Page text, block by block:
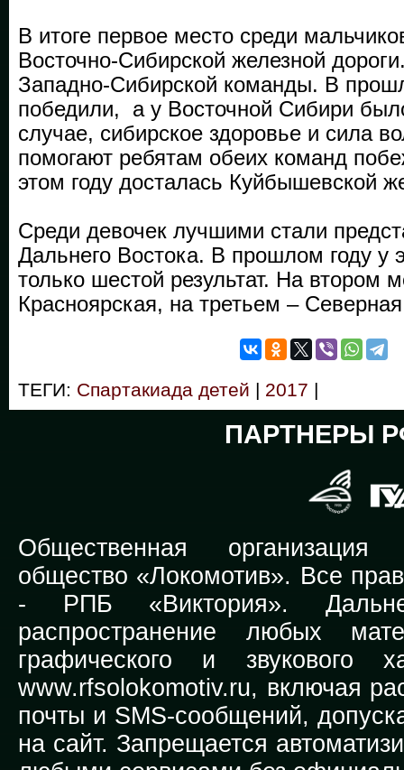
В итоге первое место среди
Восточно-Сибирской железной
Западно-Сибирской команды. В
победили, а у Восточной Сибири
случае, сибирское здоровье и сила
помогают ребятам обеих команд
этом году досталась Куйбышевской
Среди девочек лучшими стали
Дальнего Востока. В прошлом году у
только шестой результат. На втором
Красноярская, на третьем –
ТЕГИ: Спартакиада детей | 2017 |
ПАРТНЕРЫ
Общественная организация
общество «Локомотив». Все
- РПБ «Виктория».
распространение любых
графического и звукового
www.rfsolokomotiv.ru, включая
почты и SMS-сообщений,
на сайт. Запрещается